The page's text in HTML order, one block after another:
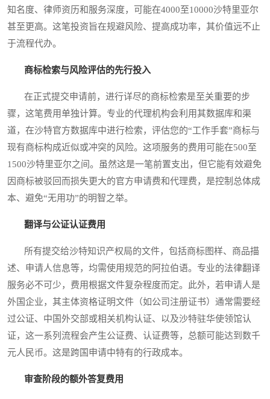
知名度、律师资历和服务深度，可能在4000至10000沙特里亚尔
甚至更高。这笔投资旨在规避风险、提高成功率，其价值远不止
于流程代办。
商标检索与风险评估的先行投入
在正式提交申请前，进行详尽的商标检索是至关重要的步
骤，这笔费用单独计算。专业的代理机构会利用其数据库和渠
道，在沙特官方数据库中进行检索，评估您的“工作手套”商标与
现有商标构成近似或冲突的风险。这项服务的费用可能在500至
1500沙特里亚尔之间。虽然这是一笔前置支出，但它能有效避免
因商标被驳回而损失更大的官方申请费和代理费，是控制总体成
本、避免“无用功”的明智之举。
翻译与公证认证费用
所有提交给沙特知识产权局的文件，包括商标图样、商品描
述、申请人信息等，均需使用规范的阿拉伯语。专业的法律翻译
服务必不可少，费用根据文件复杂程度而定。此外，若申请人是
外国企业，其主体资格证明文件（如公司注册证书）通常需要经
过公证、中国外交部或相关机构认证、以及沙特驻华使领馆认
证，这一系列流程会产生公证费、认证费等，总额可能达到数千
元人民币。这是跨国申请中特有的行政成本。
审查阶段的额外答复费用